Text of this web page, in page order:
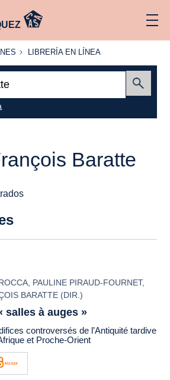
LIBRERÍA
LÍNEA
LIBRERÍA EN LÍNEA
Baratte
PAULINE PIRAUD-FOURNET,
BARATTE (DIR.)
salles à auges »
controversés de l’Antiquité tardive
et Proche-Orient